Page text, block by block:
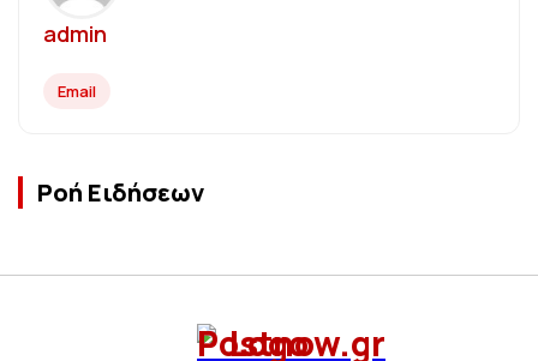
admin
Email
Ροή Ειδήσεων